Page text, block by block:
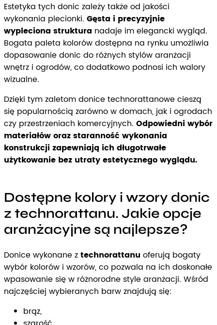
Estetyka tych donic zależy także od jakości
wykonania plecionki. Gęsta i precyzyjnie
wypleciona struktura nadaje im elegancki wygląd.
Bogata paleta kolorów dostępna na rynku umożliwia
dopasowanie donic do różnych stylów aranżacji
wnętrz i ogrodów, co dodatkowo podnosi ich walory
wizualne.
Dzięki tym zaletom donice technorattanowe cieszą
się popularnością zarówno w domach, jak i ogrodach
czy przestrzeniach komercyjnych. Odpowiedni wybór
materiałów oraz staranność wykonania
konstrukcji zapewniają ich długotrwałe
użytkowanie bez utraty estetycznego wyglądu.
Dostępne kolory i wzory donic
z technorattanu. Jakie opcje
aranżacyjne są najlepsze?
Donice wykonane ztechnorattanu oferują bogaty
wybór kolorów i wzorów, co pozwala na ich doskonałe
wpasowanie się w różnorodne style aranżacji. Wśród
najczęściej wybieranych barw znajdują się:
brąz,